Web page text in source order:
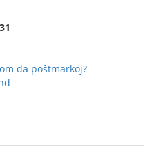
da poŝtmarkoj?